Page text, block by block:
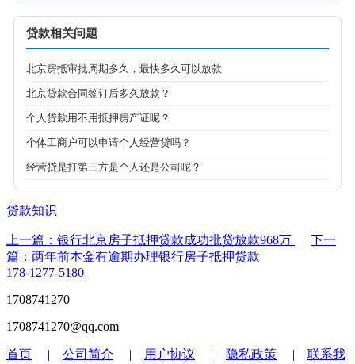
贷款相关问题
北京房抵审批周期多久，最快多久可以放款
北京贷款合同签订后多久放款？
个人贷款用不用抵押房产证呢？
个体工商户可以申请个人经营贷吗？
经营贷是打第三方是个人还是公司呢？
贷款知识
上一篇：银行北京房子抵押贷款成功批贷放款968万
下一
篇：两年前本金有逾期办理银行房子抵押贷款
178-1277-5180
1708741270
1708741270@qq.com
首页 | 公司简介 | 用户协议 | 隐私政策 | 联系我